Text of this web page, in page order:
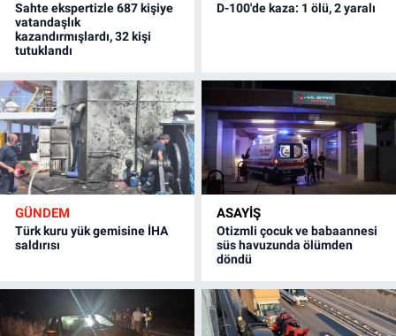
Sahte ekspertizle 687 kişiye
vatandaşlık
kazandırmışlardı, 32 kişi
tutuklandı
D-100'de kaza: 1 ölü, 2 yaralı
GÜNDEM
Türk kuru yük gemisine İHA
saldırısı
ASAYİŞ
Otizmli çocuk ve babaannesi
süs havuzunda ölümden
döndü